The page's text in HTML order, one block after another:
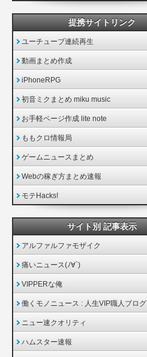
提携サイトリンク
ユーチューブ連続再生
動画まとめ作成
iPhoneRPG
初音ミクまとめ miku music
お手軽ページ作成 lite note
ももクロ情報局
ゲームニュースまとめ
Webの稼ぎ方まとめ速報
モテHacks!
サイト別 記事表示
アルファルファモザイク
痛いニュース(ﾉ∀`)
VIPPERな俺
働くモノニュース : 人生VIP職人ブログ
ニュー速クオリティ
ハムスター速報